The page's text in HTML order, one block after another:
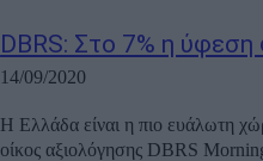
DBRS: Στο 7% η
14/09/2020
Η Ελλάδα είναι η πιο ευάλωτη
οίκος αξιολόγησης DBRS